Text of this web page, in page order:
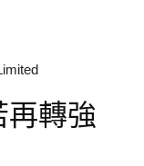
再轉強